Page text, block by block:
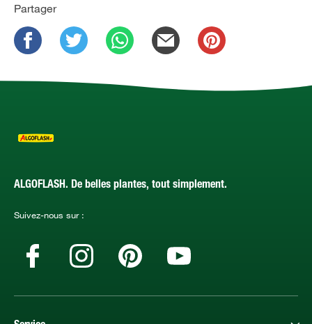
Partager
ALGOFLASH. De belles plantes, tout simplement.
Suivez-nous sur :